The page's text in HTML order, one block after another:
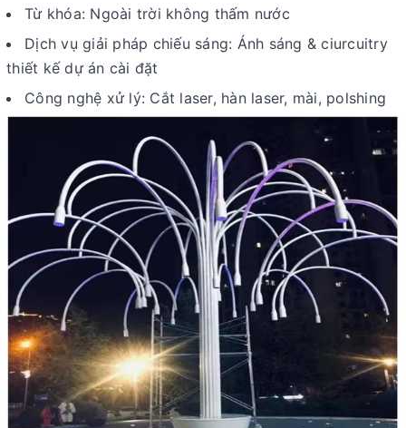
Từ khóa: Ngoài trời không thấm nước
Dịch vụ giải pháp chiếu sáng: Ánh sáng & ciurcuitry
thiết kế dự án cài đặt
Công nghệ xử lý: Cắt laser, hàn laser, mài, polshing